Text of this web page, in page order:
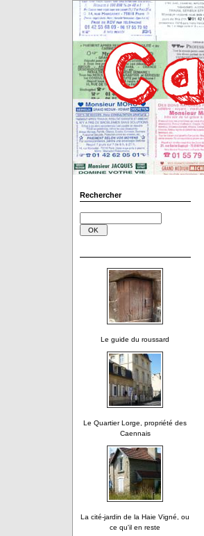
Rechercher
Le guide du roussard
Le Quartier Lorge, propriété des
Caennais
La cité-jardin de la Haie Vigné, ou
ce qu'il en reste